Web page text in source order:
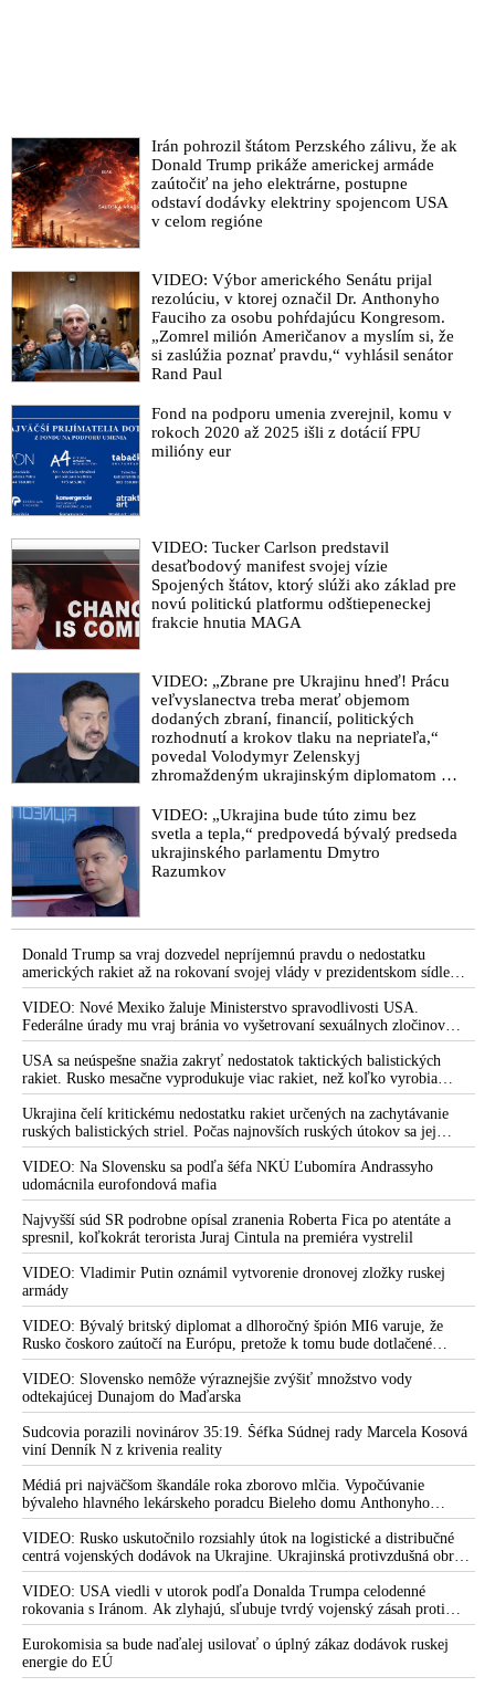
Irán pohrozil štátom Perzského zálivu, že ak
Donald Trump prikáže americkej armáde
zaútočiť na jeho elektrárne, postupne
odstaví dodávky elektriny spojencom USA
v celom regióne
VIDEO: Výbor amerického Senátu prijal
rezolúciu, v ktorej označil Dr. Anthonyho
Fauciho za osobu pohŕdajúcu Kongresom.
„Zomrel milión Američanov a myslím si, že
si zaslúžia poznať pravdu,“ vyhlásil senátor
Rand Paul
Fond na podporu umenia zverejnil, komu v
rokoch 2020 až 2025 išli z dotácií FPU
milióny eur
VIDEO: Tucker Carlson predstavil
desaťbodový manifest svojej vízie
Spojených štátov, ktorý slúži ako základ pre
novú politickú platformu odštiepeneckej
frakcie hnutia MAGA
VIDEO: „Zbrane pre Ukrajinu hneď! Prácu
veľvyslanectva treba merať objemom
dodaných zbraní, financií, politických
rozhodnutí a krokov tlaku na nepriateľa,“
povedal Volodymyr Zelenskyj
zhromaždeným ukrajinským diplomatom v
že USA Ukrajine nedodajú protiraketové
systémy Patriot
VIDEO: „Ukrajina bude túto zimu bez
svetla a tepla,“ predpovedá bývalý predseda
ukrajinského parlamentu Dmytro
Razumkov
Donald Trump sa vraj dozvedel nepríjemnú pravdu o nedostatku
amerických rakiet až na rokovaní svojej vlády v prezidentskom sídle
Camp David v Marylande, a preto musel odložiť plánované útoky na
Irán. Prezident USA sa pre to údajne pohádal so šéfom Pentagónu, lebo
bol presvedčený o opaku
VIDEO: Nové Mexiko žaluje Ministerstvo spravodlivosti USA.
Federálne úrady mu vraj bránia vo vyšetrovaní sexuálnych zločinov
organizátora pedofilnej siete Jeffreyho Epsteina. Ten mal nariadiť, aby
dve dievčatá zo zahraničia, ktoré boli uškrtené počas drsného
fetišistického sexu, pochovali v blízkosti jeho ranča v tomto americkom
štáte
USA sa neúspešne snažia zakryť nedostatok taktických balistických
rakiet. Rusko mesačne vyprodukuje viac rakiet, než koľko vyrobia
všetci producenti systémov Patriot dohromady
Ukrajina čelí kritickému nedostatku rakiet určených na zachytávanie
ruských balistických striel. Počas najnovších ruských útokov sa jej
nepodarilo zostreliť ani jednu. Volodymyr Zelenskyj sa v zúfalstve snaží
prostredníctvom NATO zabezpečiť ich dodávky
VIDEO: Na Slovensku sa podľa šéfa NKÚ Ľubomíra Andrassyho
udomácnila eurofondová mafia
Najvyšší súd SR podrobne opísal zranenia Roberta Fica po atentáte a
spresnil, koľkokrát terorista Juraj Cintula na premiéra vystrelil
VIDEO: Vladimir Putin oznámil vytvorenie dronovej zložky ruskej
armády
VIDEO: Bývalý britský diplomat a dlhoročný špión MI6 varuje, že
Rusko čoskoro zaútočí na Európu, pretože k tomu bude dotlačené
rovnako, ako bolo dotlačené k invázii na Ukrajinu v roku 2022.
Zelenskyj medzitým v Kyjeve naliehal na zhromaždených diplomatov,
aby vo svete zháňali energie pre Ukrajinu na zimu. Putin vraj bude
mobilizovať a vojna sa do zimy pravdepodobne neskončí
VIDEO: Slovensko nemôže výraznejšie zvýšiť množstvo vody
odtekajúcej Dunajom do Maďarska
Sudcovia porazili novinárov 35:19. Šéfka Súdnej rady Marcela Kosová
viní Denník N z krivenia reality
Médiá pri najväčšom škandále roka zborovo mlčia. Vypočúvanie
bývaleho hlavného lekárskeho poradcu Bieleho domu Anthonyho
Fauciho pred výborom amerického Senátu väčšina médií ignorovala
VIDEO: Rusko uskutočnilo rozsiahly útok na logistické a distribučné
centrá vojenských dodávok na Ukrajine. Ukrajinská protivzdušná obrana
nedokázala počas ničivého nočného útoku na Kyjev a jeho okolie
zachytiť ani jednu ruskú raketu
VIDEO: USA viedli v utorok podľa Donalda Trumpa celodenné
rokovania s Iránom. Ak zlyhajú, sľubuje tvrdý vojenský zásah proti
Teheránu
Eurokomisia sa bude naďalej usilovať o úplný zákaz dodávok ruskej
energie do EÚ